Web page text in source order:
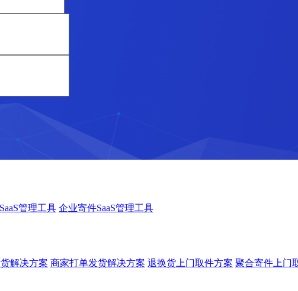
管理工具 企业寄件SaaS管理工具
解决方案 商家打单发货解决方案 退换货上门取件方案 聚合寄件上门